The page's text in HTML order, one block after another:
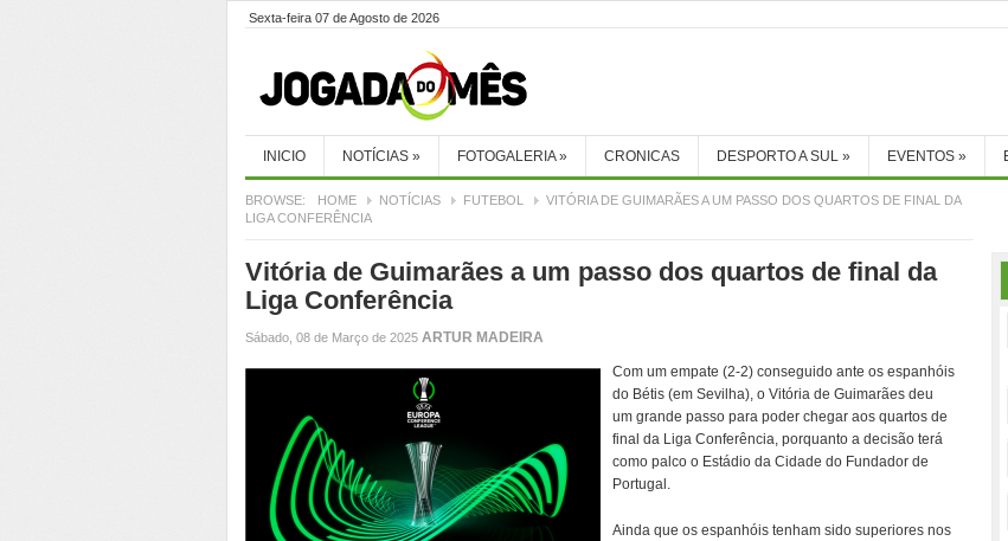
Sexta-feira 07 de Agosto de 2026
INICIO NOTÍCIAS » FOTOGALERIA» CRONICAS DESPORTO A SUL » EVENTOS »
BROWSE: HOME NOTÍCIAS FUTEBOL
VITÓRIA DE GUIMARÃES A UM PASSO DOS QUARTOS DE FINAL DA
LIGA CONFERÊNCIA
Vitória de Guimarães a um passo dos quartos de final da
Liga Conferência
Sábado, 08 de Março de 2025 ARTUR MADEIRA
Com um empate (2-2) conseguido ante os espanhóis
do Bétis (em Sevilha), o Vitória de Guimarães deu
um grande passo para poder chegar aos quartos de
final da Liga Conferência, porquanto a decisão terá
como palco o Estádio da Cidade do Fundador de
Portugal.
Ainda que os espanhóis tenham sido superiores nos